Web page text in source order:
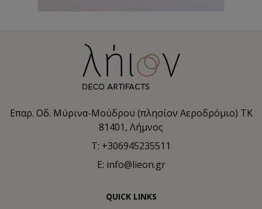
Επαρ. Οδ. Μύρινα-Μούδρου (πλησίον Αεροδρόμιο) TK
81401, Λήμνος
T: +306945235511
E: info@lieon.gr
QUICK LINKS